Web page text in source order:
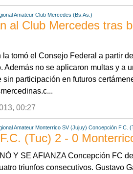
Amateur Club Mercedes (Bs.As.)
al Club Mercedes tras
la tomó el Consejo Federal a partir
Además no se aplicaron multas y a
sin participación en futuros
00:27
Amateur Monterrico SV (Jujuy) Concepción F.C.
(Tuc) 2 - 0
Y SE AFIANZA Concepción FC
triunfos consecutivos. Gustavo